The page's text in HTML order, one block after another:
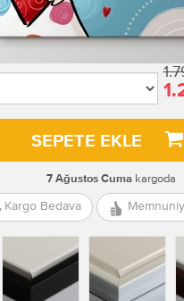
SEPETE EKLE
7 Ağustos Cumakargoda
Kargo Bedava